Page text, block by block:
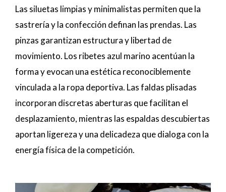
Las siluetas limpias y minimalistas permiten que la
sastrería y la confección definan las prendas. Las
pinzas garantizan estructura y libertad de
movimiento. Los ribetes azul marino acentúan la
forma y evocan una estética reconociblemente
vinculada a la ropa deportiva. Las faldas plisadas
incorporan discretas aberturas que facilitan el
desplazamiento, mientras las espaldas descubiertas
aportan ligereza y una delicadeza que dialoga con la
energía física de la competición.